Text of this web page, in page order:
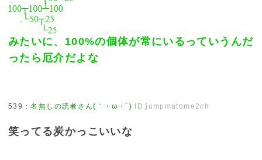
みたいに、100%の個体が常にいるっていうんだ
ったら厄介だよな
539 ：名無しの読者さん(｀・ω・´) ID:jumpmatome2ch
笑ってる炭かっこいいな